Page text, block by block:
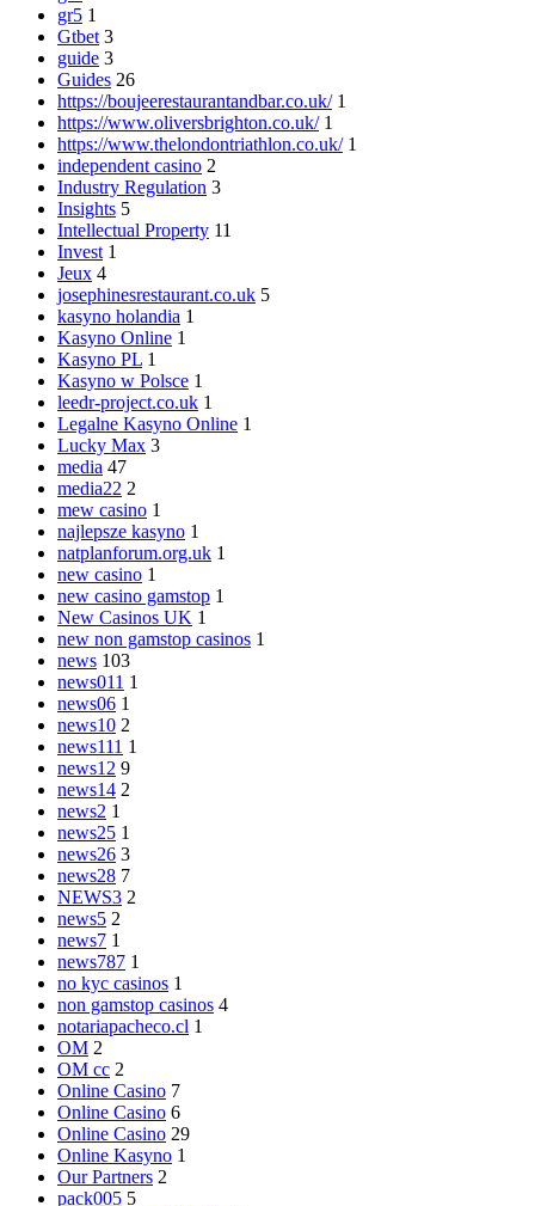
gr5 1
Gtbet 3
guide 3
Guides 26
https://boujeerestaurantandbar.co.uk/ 1
https://www.oliversbrighton.co.uk/ 1
https://www.thelondontriathlon.co.uk/ 1
independent casino 2
Industry Regulation 3
Insights 5
Intellectual Property 11
Invest 1
Jeux 4
josephinesrestaurant.co.uk 5
kasyno holandia 1
Kasyno Online 1
Kasyno PL 1
Kasyno w Polsce 1
leedr-project.co.uk 1
Legalne Kasyno Online 1
Lucky Max 3
media 47
media22 2
mew casino 1
najlepsze kasyno 1
natplanforum.org.uk 1
new casino 1
new casino gamstop 1
New Casinos UK 1
new non gamstop casinos 1
news 103
news011 1
news06 1
news10 2
news111 1
news12 9
news14 2
news2 1
news25 1
news26 3
news28 7
NEWS3 2
news5 2
news7 1
news787 1
no kyc casinos 1
non gamstop casinos 4
notariapacheco.cl 1
OM 2
OM cc 2
Online Casino 7
Online Casino 6
Online Casino 29
Online Kasyno 1
Our Partners 2
pack005 5